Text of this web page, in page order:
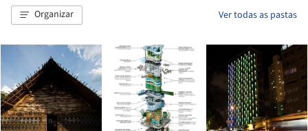
Organizar Ver todas as pastas